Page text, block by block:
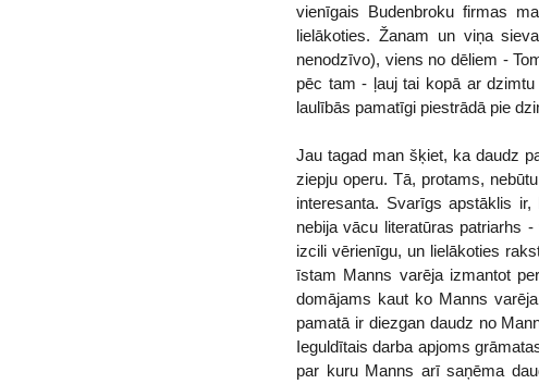
vienīgais Budenbroku firmas
lielākoties. Žanam un viņa
nenodzīvo), viens no dēliem -
pēc tam - ļauj tai kopā ar
laulībās pamatīgi piestrādā pie
Jau tagad man šķiet, ka daudz
ziepju operu. Tā, protams,
interesanta. Svarīgs apstāklis
nebija vācu literatūras patriarhs
izcili vērienīgu, un lielākoties
īstam Manns varēja izmantot
domājams kaut ko Manns
pamatā ir diezgan daudz no
Ieguldītais darba apjoms
par kuru Manns arī saņēma